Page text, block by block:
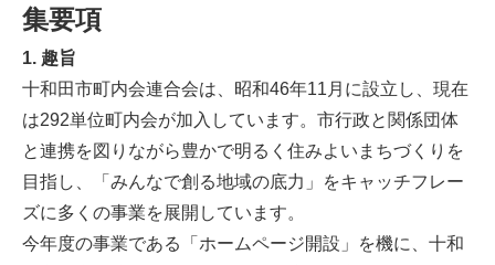
集要項
1. 趣旨
十和田市町内会連合会は、昭和46年11月に設立し、現在
は292単位町内会が加入しています。市行政と関係団体
と連携を図りながら豊かで明るく住みよいまちづくりを
目指し、「みんなで創る地域の底力」をキャッチフレー
ズに多くの事業を展開しています。
今年度の事業である「ホームページ開設」を機に、十和